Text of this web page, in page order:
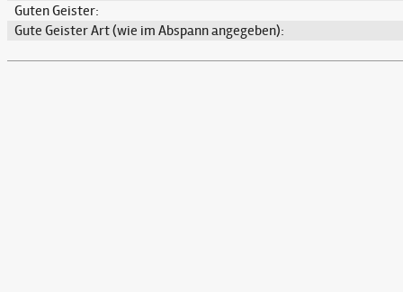
Guten Geister:
Gute Geister Art (wie im Abspann angegeben):